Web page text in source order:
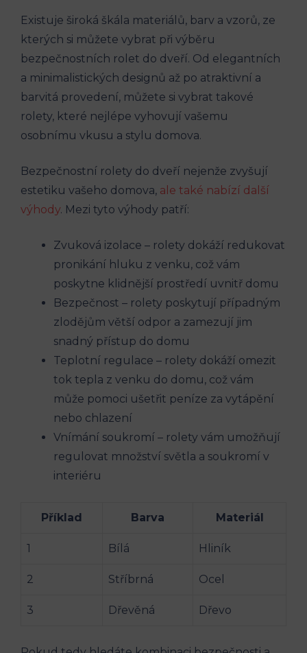
Existuje široká škála materiálů, barv a vzorů, ze
kterých si můžete vybrat při výběru
bezpečnostních rolet do dveří. Od elegantních
a minimalistických designů až po atraktivní a
barvitá provedení, můžete si vybrat takové
rolety, které nejlépe vyhovují vašemu
osobnímu vkusu a stylu domova.
Bezpečnostní rolety do dveří nejenže zvyšují
estetiku vašeho domova, ale také nabízí další
výhody. Mezi tyto výhody patří:
Zvuková izolace – rolety dokáží redukovat
pronikání hluku z venku, což vám
poskytne klidnější prostředí uvnitř domu
Bezpečnost – rolety poskytují případným
zlodějům větší odpor a zamezují jim
snadný přístup do domu
Teplotní regulace – rolety dokáží omezit
tok tepla z venku do domu, což vám
může pomoci ušetřit peníze za vytápění
nebo chlazení
Vnímání soukromí – rolety vám umožňují
regulovat množství světla a soukromí v
interiéru
Příklad Barva Materiál
1 Bílá Hliník
2 Stříbrná Ocel
3 Dřevěná Dřevo